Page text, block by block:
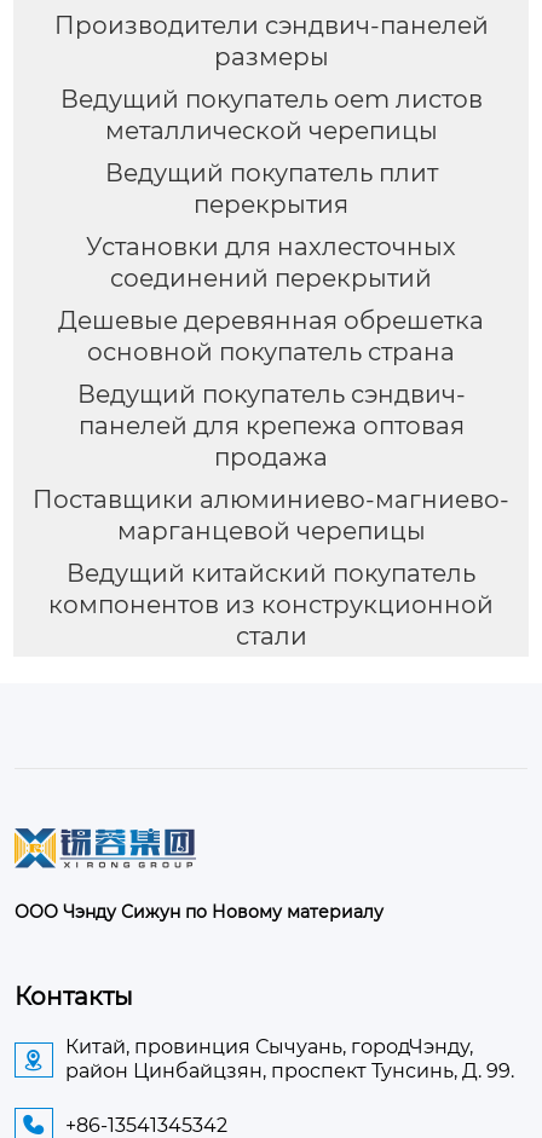
Производители сэндвич-панелей
размеры
Ведущий покупатель oem листов
металлической черепицы
Ведущий покупатель плит
перекрытия
Установки для нахлесточных
соединений перекрытий
Дешевые деревянная обрешетка
основной покупатель страна
Ведущий покупатель сэндвич-
панелей для крепежа оптовая
продажа
Поставщики алюминиево-магниево-
марганцевой черепицы
Ведущий китайский покупатель
компонентов из конструкционной
стали
ООО Чэнду Сижун по Новому материалу
Контакты

Китай, провинция Сычуань, городЧэнду,
район Цинбайцзян, проспект Тунсинь, Д. 99.
 +86-13541345342